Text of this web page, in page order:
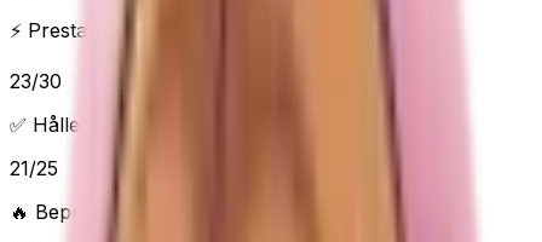
⚡ Prestanda & funktioner
23/30
✅ Håller vad det lovar
21/25
🔥 Beprövad/populär